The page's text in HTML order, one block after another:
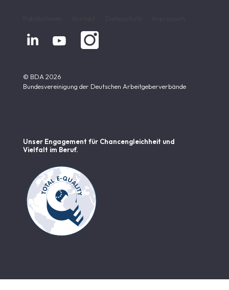
 
© BDA 2026
Bundesvereinigung der Deutschen Arbeitgeberverbände
Unser Engagement für Chancen­gleichheit und
Vielfalt im Beruf.